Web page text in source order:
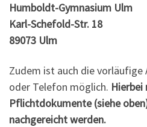
Humboldt-Gymnasium Ulm
Karl-Schefold-Str. 18
89073 Ulm
Zudem ist auch die vorläufige
oder Telefon möglich. Hierbei
Pflichtdokumente (siehe
nachgereicht werden.